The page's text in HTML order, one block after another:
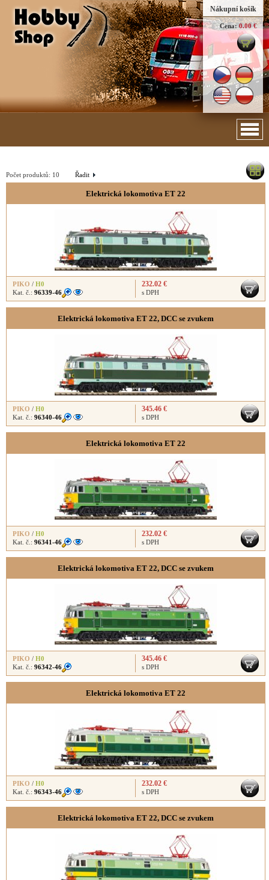
Nákupní košík
Cena: 0.00 €
Řadit
Počet produktů: 10
Elektrická lokomotiva ET 22
PIKO / H0
Kat. č.: 96339-46
232.02 €
s DPH
Elektrická lokomotiva ET 22, DCC se zvukem
PIKO / H0
Kat. č.: 96340-46
345.46 €
s DPH
Elektrická lokomotiva ET 22
PIKO / H0
Kat. č.: 96341-46
232.02 €
s DPH
Elektrická lokomotiva ET 22, DCC se zvukem
PIKO / H0
Kat. č.: 96342-46
345.46 €
s DPH
Elektrická lokomotiva ET 22
PIKO / H0
Kat. č.: 96343-46
232.02 €
s DPH
Elektrická lokomotiva ET 22, DCC se zvukem